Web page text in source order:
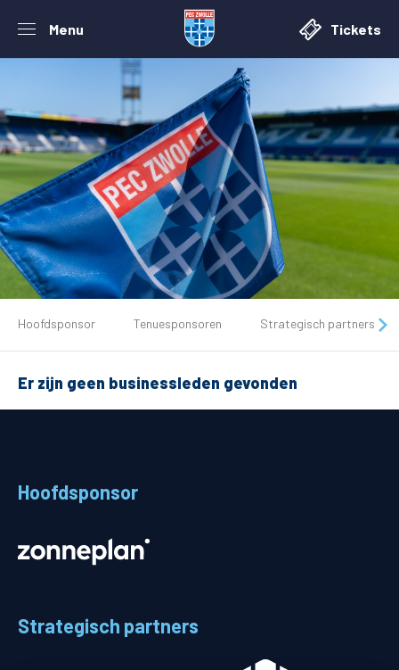
Menu Tickets
De club
Matchdays
MVO & Regio
Hoofdsponsor Tenuesponsoren Strategisch partners
Er zijn geen businessleden gevonden
Hoofdsponsor
Strategisch partners